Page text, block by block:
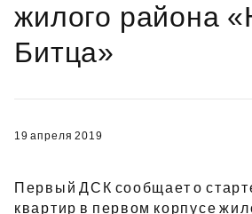
жилого района
Битца»
19 апреля 2019
Первый ДСК сообщает о
квартир в первом корпусе